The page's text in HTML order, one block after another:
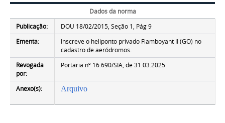
Dados da norma
Publicação:
DOU 18/02/2015, Seção 1, Pág 9
Ementa:
Inscreve o heliponto privado Flamboyant II (GO) no
cadastro de aeródromos.
Revogada
por:
Portaria nº 16.690/SIA, de 31.03.2025
Anexo(s): Arquivo